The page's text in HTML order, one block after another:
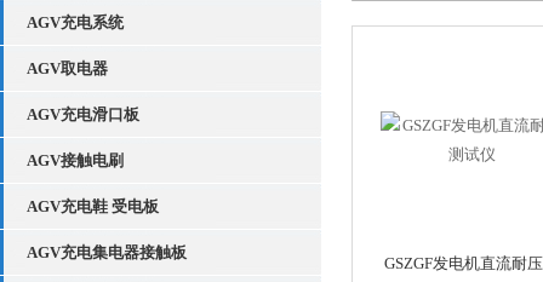
AGV充电系统
AGV取电器
AGV充电滑口板
AGV接触电刷
AGV充电鞋 受电板
AGV充电集电器接触板
GSZGF发电机直流耐